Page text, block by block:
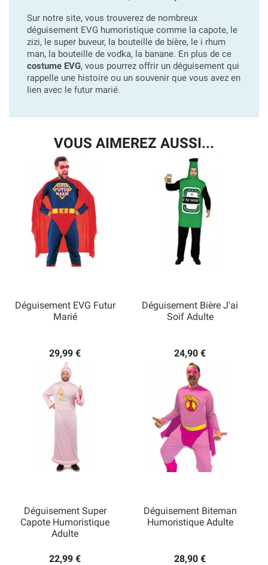
Sur notre site, vous trouverez de nombreux
déguisement EVG humoristique comme la capote, le
zizi, le super buveur, la bouteille de bière, le i rhum
man, la bouteille de vodka, la banane. En plus de ce
costume EVG, vous pourrez offrir un déguisement qui
rappelle une histoire ou un souvenir que vous avez en
lien avec le futur marié.
VOUS AIMEREZ AUSSI...
Déguisement EVG Futur
Marié
29,99 €
Déguisement Bière J'ai
Soif Adulte
24,90 €
Déguisement Super
Capote Humoristique
Adulte
22,99 €
Déguisement Biteman
Humoristique Adulte
28,90 €